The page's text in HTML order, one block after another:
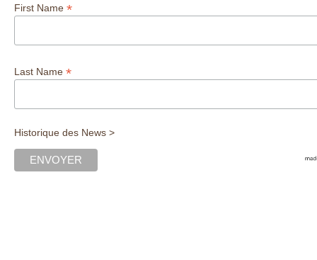
First Name *
Last Name *
Historique des News >